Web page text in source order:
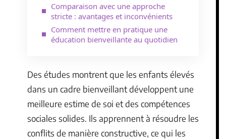
Comparaison avec une approche
stricte : avantages et inconvénients
Comment mettre en pratique une
éducation bienveillante au quotidien
Des études montrent que les enfants élevés
dans un cadre bienveillant développent une
meilleure estime de soi et des compétences
sociales solides. Ils apprennent à résoudre les
conflits de manière constructive, ce qui les